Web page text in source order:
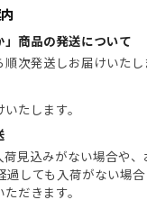
」商品の発送について
次発送しお届けいたし
たします。
見込みがない場合や、
過しても入荷がない場
だきます。